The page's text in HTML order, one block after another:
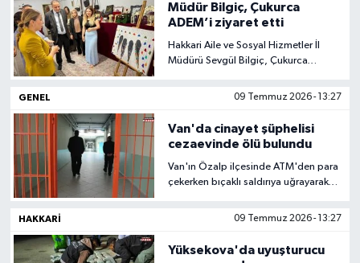
Müdür Bilgiç, Çukurca
ADEM’i ziyaret etti
Hakkari Aile ve Sosyal Hizmetler İl
Müdürü Sevgül Bilgiç, Çukurca
Destek Eğitim Merkezi’ni (ADEM)
hakkında bilgi aldı.
GENEL 09 Temmuz 2026 - 13:27
Van'da cinayet şüphelisi
cezaevinde ölü bulundu
Van'ın Özalp ilçesinde ATM'den para
çekerken bıçaklı saldırıya uğrayarak
öldürülmesine ilişkin tutuklanan
kurumunda ölü bulundu. Olayla ilgili
adli ve idari soruşturma başlatıldı.
HAKKARI 09 Temmuz 2026 - 13:27
Yüksekova'da uyuşturucu